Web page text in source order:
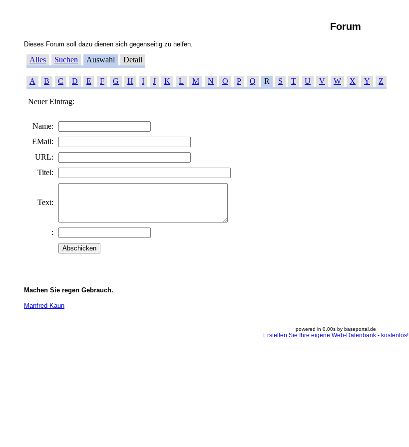
Forum
Dieses Forum soll dazu dienen sich gegenseitig zu helfen.
Alles Suchen Auswahl Detail
A B C D E F G H I J K L M N O P Q R S T U V W X Y Z
Neuer Eintrag:
Name:
EMail:
URL:
Titel:
Text:
:
Machen Sie regen Gebrauch.
Manfred Kaun
powered in 0.00s by baseportal.de
Erstellen Sie Ihre eigene Web-Datenbank - kostenlos!